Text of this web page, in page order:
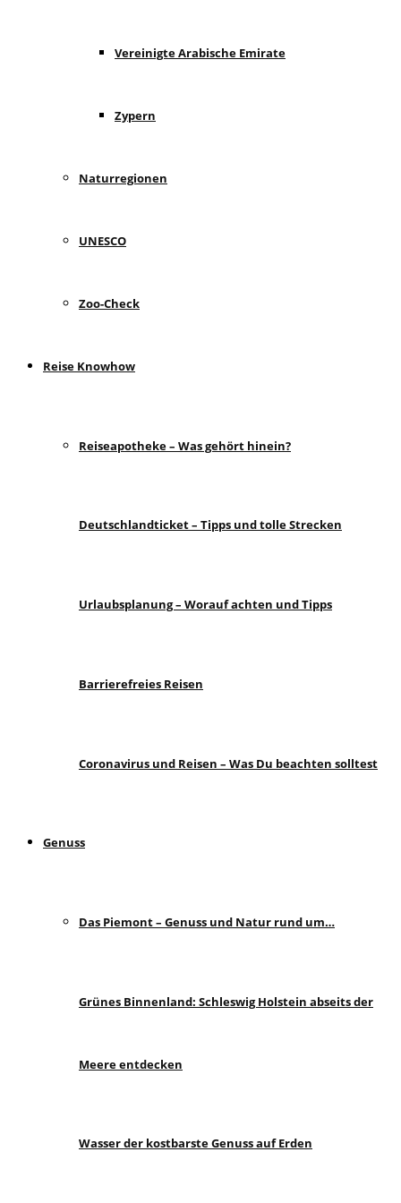
Vereinigte Arabische Emirate
Zypern
Naturregionen
UNESCO
Zoo-Check
Reise Knowhow
Reiseapotheke – Was gehört hinein?
Deutschlandticket – Tipps und tolle Strecken
Urlaubsplanung – Worauf achten und Tipps
Barrierefreies Reisen
Coronavirus und Reisen – Was Du beachten solltest
Genuss
Das Piemont – Genuss und Natur rund um…
Grünes Binnenland: Schleswig Holstein abseits der
Meere entdecken
Wasser der kostbarste Genuss auf Erden